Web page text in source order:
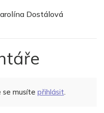
Dostálová
se musíte přihlásit.